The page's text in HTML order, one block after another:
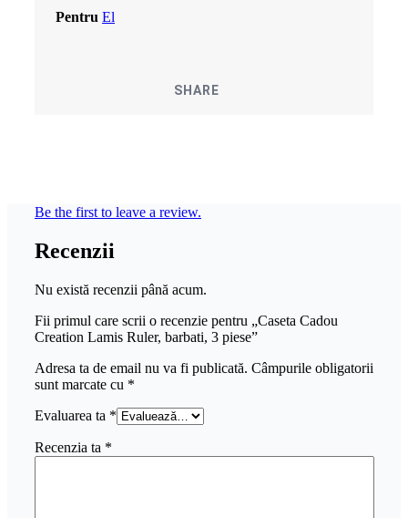
Pentru El
SHARE
Be the first to leave a review.
Recenzii
Nu există recenzii până acum.
Fii primul care scrii o recenzie pentru „Caseta Cadou
Creation Lamis Ruler, barbati, 3 piese”
Adresa ta de email nu va fi publicată. Câmpurile obligatorii
sunt marcate cu *
Evaluarea ta *
Recenzia ta *